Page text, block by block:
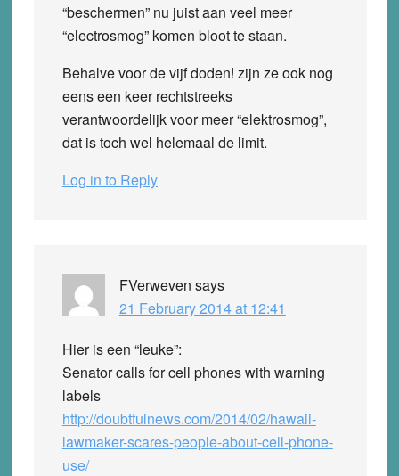
“beschermen” nu juist aan veel meer
“electrosmog” komen bloot te staan.
Behalve voor de vijf doden! zijn ze ook nog
eens een keer rechtstreeks
verantwoordelijk voor meer “elektrosmog”,
dat is toch wel helemaal de limit.
Log in to Reply
FVerweven says
21 February 2014 at 12:41
Hier is een “leuke”:
Senator calls for cell phones with warning
labels
http://doubtfulnews.com/2014/02/hawaii-
lawmaker-scares-people-about-cell-phone-
use/